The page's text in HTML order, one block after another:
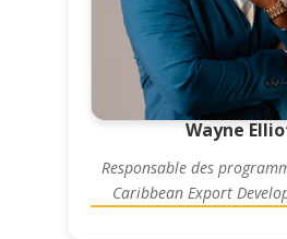
Wayne
Responsable des
Caribbean Export